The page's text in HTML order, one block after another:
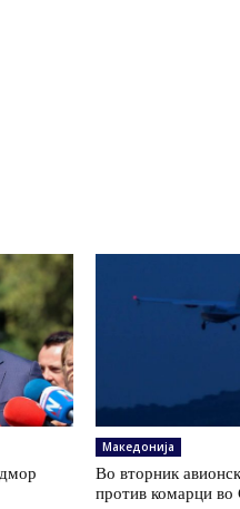
Македонија
Во вторник
против комарци во